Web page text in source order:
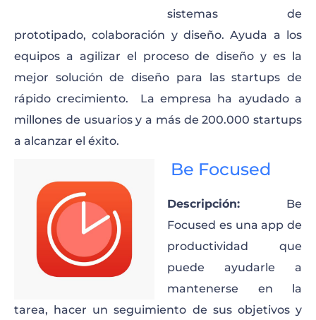
sistemas de
prototipado, colaboración y diseño. Ayuda a los
equipos a agilizar el proceso de diseño y es la
mejor solución de diseño para las startups de
rápido crecimiento. La empresa ha ayudado a
millones de usuarios y a más de 200.000 startups
a alcanzar el éxito.
Be Focused
Descripción: Be
Focused es una app de
productividad que
puede ayudarle a
mantenerse en la
tarea, hacer un seguimiento de sus objetivos y